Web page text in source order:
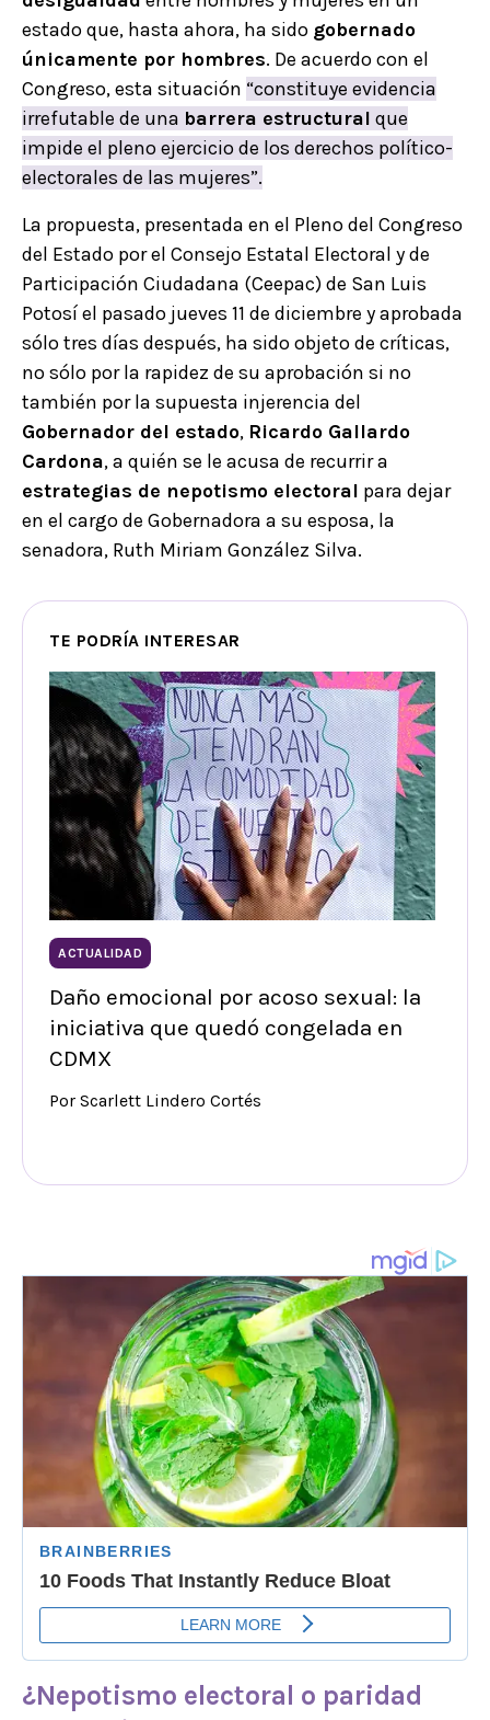
estado que, hasta ahora, ha sido gobernado
únicamente por hombres. De acuerdo con el
Congreso, esta situación “constituye evidencia
irrefutable de una barrera estructural que
impide el pleno ejercicio de los derechos político-
electorales de las mujeres”.
La propuesta, presentada en el Pleno del Congreso
del Estado por el Consejo Estatal Electoral y de
Participación Ciudadana (Ceepac) de San Luis
Potosí el pasado jueves 11 de diciembre y aprobada
sólo tres días después, ha sido objeto de críticas,
no sólo por la rapidez de su aprobación si no
también por la supuesta injerencia del
Gobernador del estado, Ricardo Gallardo
Cardona, a quién se le acusa de recurrir a
estrategias de nepotismo electoral para dejar
en el cargo de Gobernadora a su esposa, la
senadora, Ruth Miriam González Silva.
TE PODRÍA INTERESAR
ACTUALIDAD
Daño emocional por acoso sexual: la
iniciativa que quedó congelada en
CDMX
Por Scarlett Lindero Cortés
¿Nepotismo electoral o paridad